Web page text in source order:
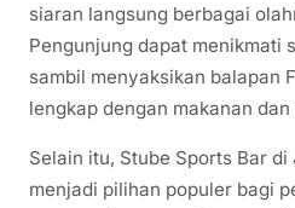
siaran langsung berbagai
Pengunjung dapat menikmati
sambil menyaksikan balapan
lengkap dengan makanan
Selain itu, Stube Sports Bar
menjadi pilihan populer bagi